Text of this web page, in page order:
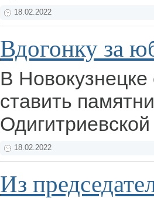
18.02.2022
Вдогонку за
В
ставить
18.02.2022
Из